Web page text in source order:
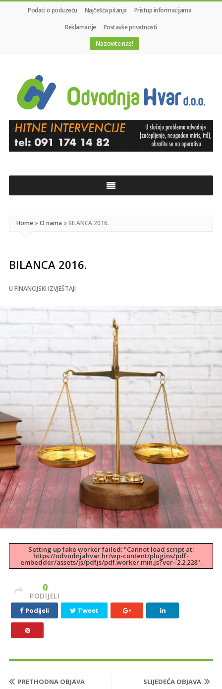
Podaci o poduzeću Najčešća pitanja
Pristup informacijama
Reklamacije
Postavke privatnosti
Nazovite nas!
Hvar
d.o.o.
Home »O nama »BILANCA 2016.
BILANCA 2016.
U FINANCIJSKI IZVJEŠTAJI
Setting up fake worker failed: "Cannot load script at:
https://odvodnjahvar.hr/wp-content/plugins/pdf-
embedder/assets/js/pdfjs/pdf.worker.min.js?ver=2.2.228".
0
PODIJELI
Podijeli
Tweet
PRETHODNA OBJAVA SLIJEDEĆA OBJAVA